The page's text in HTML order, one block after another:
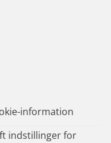
information
indstillinger for